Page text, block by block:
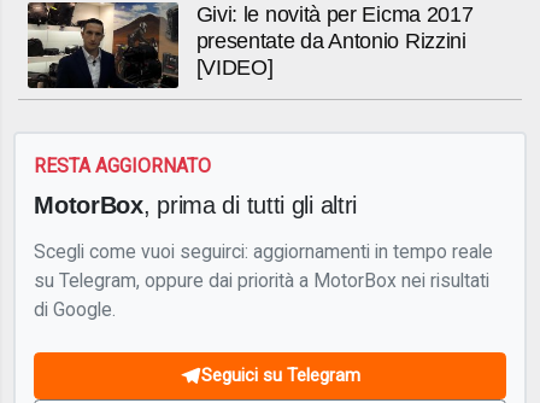
Givi: le novità per Eicma 2017
presentate da Antonio Rizzini
[VIDEO]
RESTA AGGIORNATO
MotorBox, prima di tutti gli altri
Scegli come vuoi seguirci: aggiornamenti in tempo reale
su Telegram, oppure dai priorità a MotorBox nei risultati
di Google.
Seguici su Telegram